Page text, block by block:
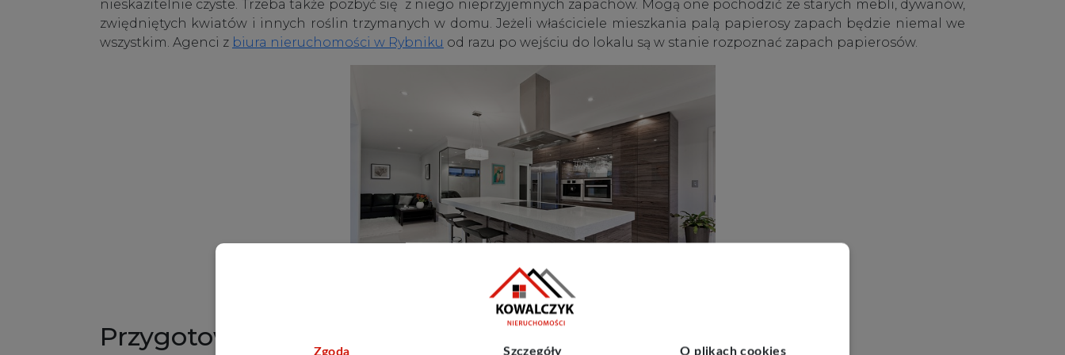
Zgoda Szczegóły O plikach cookies
nieskazitelnie czyste. Trzeba także pozbyć się z niego nieprzyjemnych zapachów. Mogą one pochodzić ze starych mebli, dywanów,
zwiędniętych kwiatów i innych roślin trzymanych w domu. Jeżeli właściciele mieszkania palą papierosy zapach będzie niemal we
wszystkim. Agenci z biura nieruchomości w Rybniku od razu po wejściu do lokalu są w stanie rozpoznać zapach papierosów.
Przygotowanie mieszkania do prezentacji przez biuro